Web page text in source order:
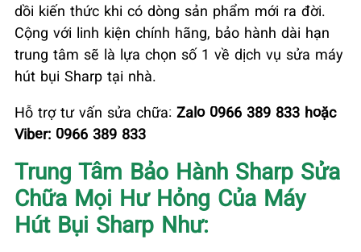
dồi kiến thức khi có dòng sản phẩm mới ra đời.
Cộng với linh kiện chính hãng, bảo hành dài hạn
trung tâm sẽ là lựa chọn số 1 về dịch vụ sửa máy
hút bụi Sharp tại nhà.
Hỗ trợ tư vấn sửa chữa: Zalo 0966 389 833 hoặc
Viber: 0966 389 833
Trung Tâm Bảo Hành Sharp Sửa
Chữa Mọi Hư Hỏng Của Máy
Hút Bụi Sharp Như: